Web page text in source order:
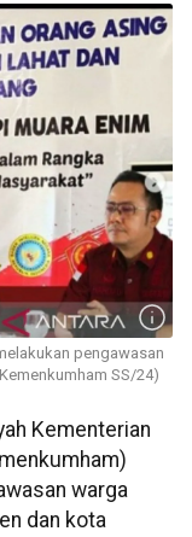
pengawasan
SS/24)
Kementerian
warga
dan kota